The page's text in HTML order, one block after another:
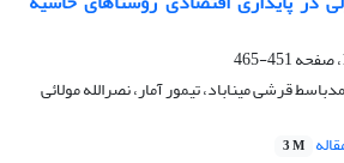
451-465
قرشی میناباد، تیمور آمار، نصرالله مولائی
3 M